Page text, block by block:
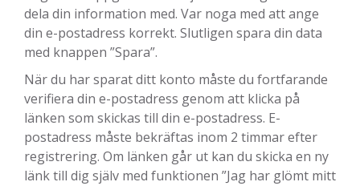
dela din information med. Var noga med att ange
din e-postadress korrekt. Slutligen spara din data
med knappen ”Spara”.
När du har sparat ditt konto måste du fortfarande
verifiera din e-postadress genom att klicka på
länken som skickas till din e-postadress. E-
postadress måste bekräftas inom 2 timmar efter
registrering. Om länken går ut kan du skicka en ny
länk till dig själv med funktionen ”Jag har glömt mitt